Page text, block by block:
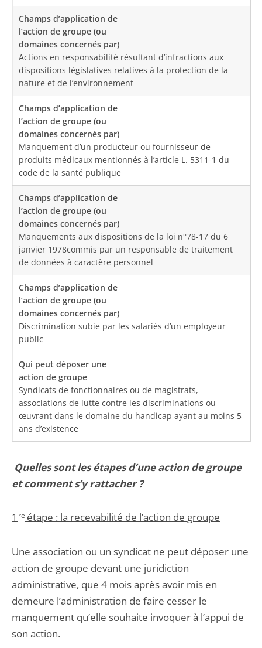
Actions en responsabilité résultant d’infractions aux
dispositions législatives relatives à la protection de la
nature et de l’environnement
Manquement d’un producteur ou fournisseur de
produits médicaux mentionnés à l’article L. 5311-1 du
code de la santé publique
Manquements aux dispositions de la loi n°78-17 du 6
janvier 1978commis par un responsable de traitement
de données à caractère personnel
Discrimination subie par les salariés d’un employeur
public
Syndicats de fonctionnaires ou de magistrats,
associations de lutte contre les discriminations ou
œuvrant dans le domaine du handicap ayant au moins 5
ans d’existence
Quelles sont les étapes d’une action de groupe
et comment s’y rattacher ?
1 reétape : la recevabilité de l’action de groupe
Une association ou un syndicat ne peut déposer une
action de groupe devant une juridiction
administrative, que 4 mois après avoir mis en
demeure l’administration de faire cesser le
manquement qu’elle souhaite invoquer à l’appui de
son action.